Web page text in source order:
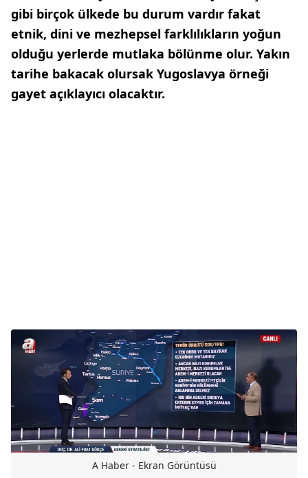
gibi birçok ülkede bu durum vardır fakat
etnik, dini ve mezhepsel farklılıkların yoğun
olduğu yerlerde mutlaka bölünme olur. Yakın
tarihe bakacak olursak Yugoslavya örneği
gayet açıklayıcı olacaktır.
A Haber - Ekran Görüntüsü